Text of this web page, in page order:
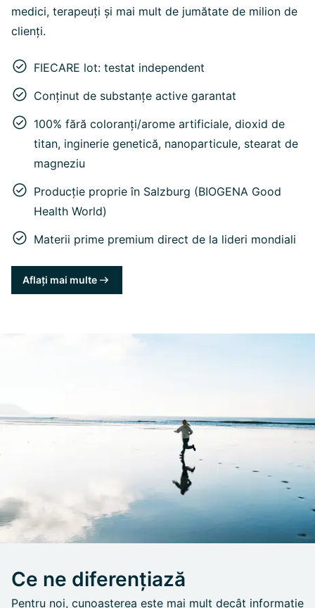
medici, terapeuți și mai mult de jumătate de milion de
clienți.
FIECARE lot: testat independent
Conținut de substanțe active garantat
100% fără coloranți/arome artificiale, dioxid de
titan, inginerie genetică, nanoparticule, stearat de
magneziu
Producție proprie în Salzburg (BIOGENA Good
Health World)
Materii prime premium direct de la lideri mondiali
Aflați mai multe
Ce ne diferențiază
Pentru noi, cunoașterea este mai mult decât informație